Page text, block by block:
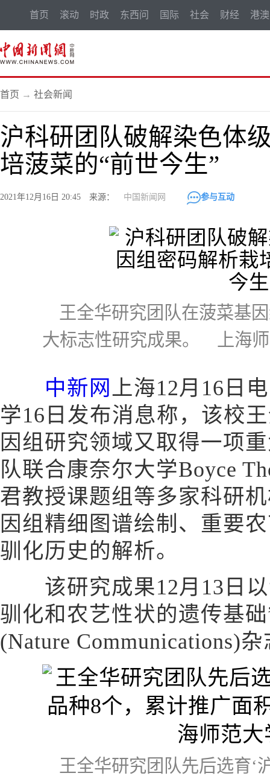
首页 滚动 时政 东西问 国际 社会 财经 港澳
首页 → 社会新闻
沪科研团队破解染色体
培菠菜的“前世今生”
2021年12月16日 20:45 来源： 中国新闻网 参与互动
王全华研究团队在菠菜基
大标志性研究成果。 上海
中新网 上海12月16日
学16日发布消息称，该校
因组研究领域又取得一项
队联合康奈尔大学Boyce
君教授课题组等多家科研
因组精细图谱绘制、重要
驯化历史的解析。
该研究成果12月13日以
驯化和农艺性状的遗传基
(Nature Communications)
王全华研究团队先后选育‘